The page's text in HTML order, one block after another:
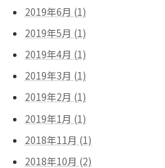
2019年6月 (1)
2019年5月 (1)
2019年4月 (1)
2019年3月 (1)
2019年2月 (1)
2019年1月 (1)
2018年11月 (1)
2018年10月 (2)